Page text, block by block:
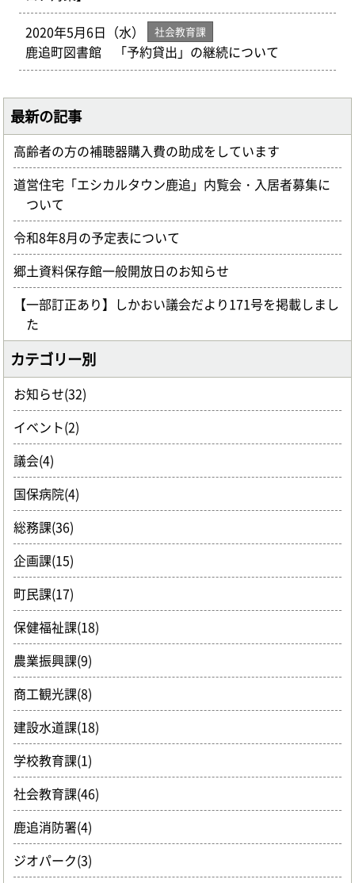
2020年5月6日（水）
社会教育課
鹿追町図書館 「予約貸出」の継続について
最新の記事
高齢者の方の補聴器購入費の助成をしています
道営住宅「エシカルタウン鹿追」内覧会・入居者募集に
ついて
令和8年8月の予定表について
郷土資料保存館一般開放日のお知らせ
【一部訂正あり】しかおい議会だより171号を掲載しまし
た
カテゴリー別
お知らせ(32)
イベント(2)
議会(4)
国保病院(4)
総務課(36)
企画課(15)
町民課(17)
保健福祉課(18)
農業振興課(9)
商工観光課(8)
建設水道課(18)
学校教育課(1)
社会教育課(46)
鹿追消防署(4)
ジオパーク(3)